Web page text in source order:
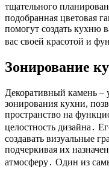
тщательного
подобранная цветовая
помогут создать кухню
вас своей красотой и
Зонирование
Декоративный камень –
зонирования кухни,
пространство на
целостность дизайна․
создавать визуальные
подчеркивая их
атмосферу․ Один из